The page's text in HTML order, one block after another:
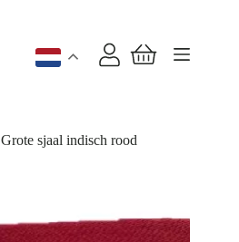
Winkelwagen
Grote sjaal indisch rood